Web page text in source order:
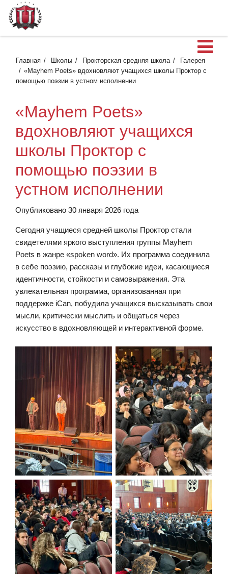
Главная Школы Прокторская средняя школа
Галерея
«Mayhem Poets» вдохновляют учащихся школы Проктор с
помощью поэзии в устном исполнении
«Mayhem Poets»
вдохновляют учащихся
школы Проктор с
помощью поэзии в
устном исполнении
Опубликовано 30 января 2026 года
Сегодня учащиеся средней школы Проктор стали
свидетелями яркого выступления группы Mayhem
Poets в жанре «spoken word». Их программа соединила
в себе поэзию, рассказы и глубокие идеи, касающиеся
идентичности, стойкости и самовыражения. Эта
увлекательная программа, организованная при
поддержке iCan, побудила учащихся высказывать свои
мысли, критически мыслить и общаться через
искусство в вдохновляющей и интерактивной форме.